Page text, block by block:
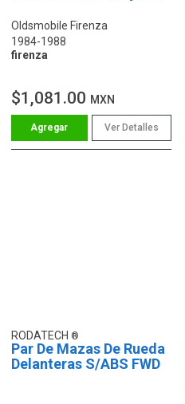
Oldsmobile Firenza
1984-1988
firenza
$1,081.00 MXN
Ver Detalles
RODATECH
Par De Mazas De Rueda
Delanteras S/ABS FWD